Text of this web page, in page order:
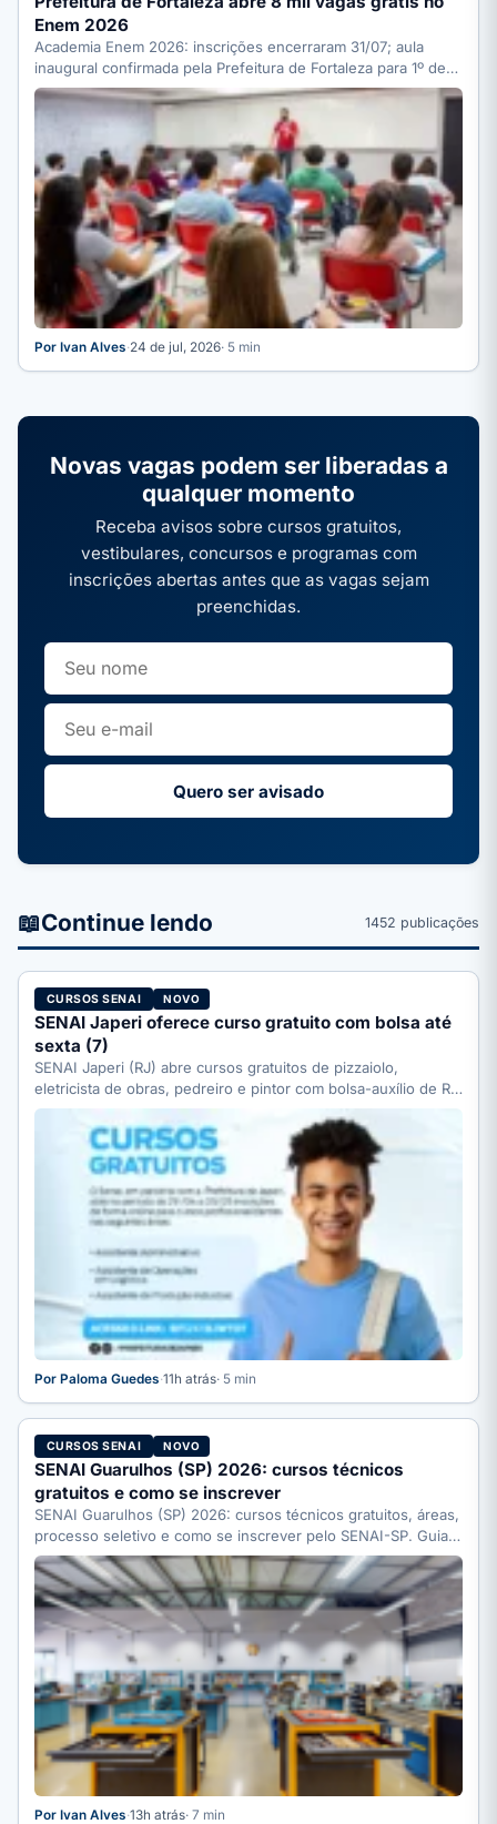
Enem 2026
Academia Enem 2026: inscrições encerraram 31/07; aula
inaugural confirmada pela Prefeitura de Fortaleza para 1º de
agosto no…
Por Ivan Alves·24 de jul, 2026· 5 min
Novas vagas podem ser liberadas a
qualquer momento
Receba avisos sobre cursos gratuitos,
vestibulares, concursos e programas com
inscrições abertas antes que as vagas sejam
preenchidas.
Quero ser avisado
📖Continue lendo 1452 publicações
CURSOS SENAI NOVO
SENAI Japeri oferece curso gratuito com bolsa até
sexta (7)
SENAI Japeri (RJ) abre cursos gratuitos de pizzaiolo,
eletricista de obras, pedreiro e pintor com bolsa-auxílio de R$
…
Por Paloma Guedes·11h atrás· 5 min
CURSOS SENAI NOVO
SENAI Guarulhos (SP) 2026: cursos técnicos
gratuitos e como se inscrever
SENAI Guarulhos (SP) 2026: cursos técnicos gratuitos, áreas,
processo seletivo e como se inscrever pelo SENAI-SP. Guia
completo.
Por Ivan Alves·13h atrás· 7 min